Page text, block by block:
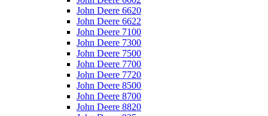
John Deere 6620
John Deere 6622
John Deere 7100
John Deere 7300
John Deere 7500
John Deere 7700
John Deere 7720
John Deere 8500
John Deere 8700
John Deere 8820